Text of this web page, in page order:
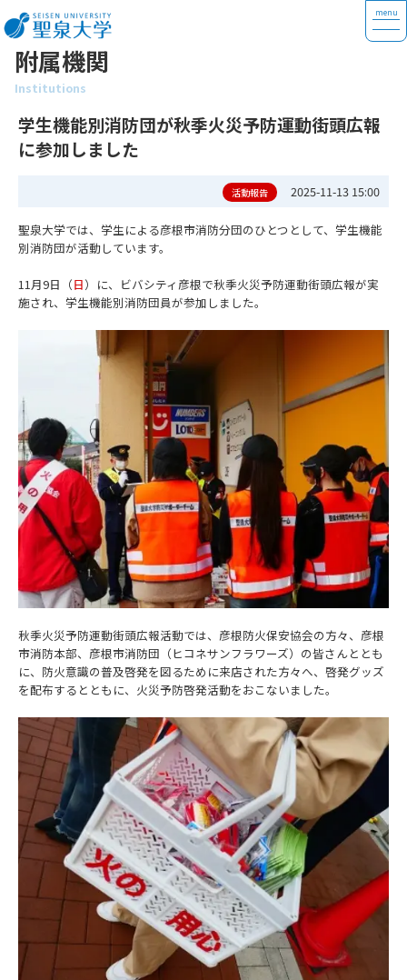
附属機関
Institutions
学生機能別消防団が秋季火災予防運動街頭広報
に参加しました
活動報告 2025-11-13 15:00
聖泉大学では、学生による彦根市消防分団のひとつとして、学生機能
別消防団が活動しています。
11月9日（日）に、ビバシティ彦根で秋季火災予防運動街頭広報が実
施され、学生機能別消防団員が参加しました。
秋季火災予防運動街頭広報活動では、彦根防火保安協会の方々、彦根
市消防本部、彦根市消防団（ヒコネサンフラワーズ）の皆さんととも
に、防火意識の普及啓発を図るために来店された方々へ、啓発グッズ
を配布するとともに、火災予防啓発活動をおこないました。